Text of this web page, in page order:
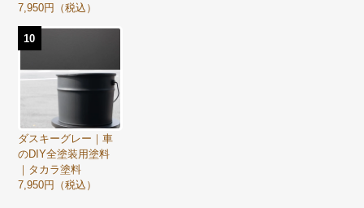
7,950円（税込）
10
ダスキーグレー｜車
のDIY全塗装用塗料
｜タカラ塗料
7,950円（税込）